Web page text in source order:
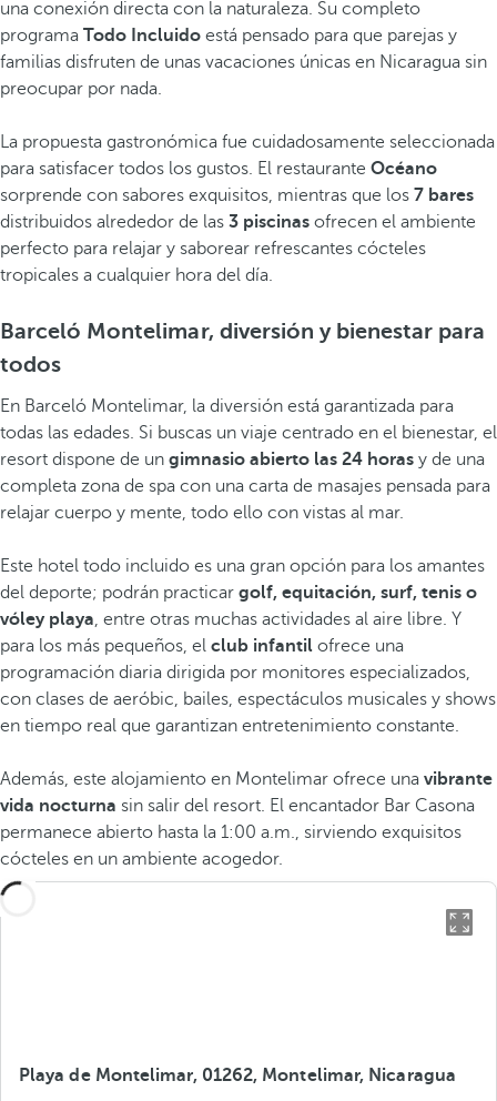
una conexión directa con la naturaleza. Su completo
programa Todo Incluido está pensado para que parejas y
familias disfruten de unas vacaciones únicas en Nicaragua sin
preocupar por nada.
La propuesta gastronómica fue cuidadosamente seleccionada
para satisfacer todos los gustos. El restaurante Océano
sorprende con sabores exquisitos, mientras que los 7 bares
distribuidos alrededor de las 3 piscinas ofrecen el ambiente
perfecto para relajar y saborear refrescantes cócteles
tropicales a cualquier hora del día.
Barceló Montelimar, diversión y bienestar para
todos
En Barceló Montelimar, la diversión está garantizada para
todas las edades. Si buscas un viaje centrado en el bienestar, el
resort dispone de un gimnasio abierto las 24 horas y de una
completa zona de spa con una carta de masajes pensada para
relajar cuerpo y mente, todo ello con vistas al mar.
Este hotel todo incluido es una gran opción para los amantes
del deporte; podrán practicar golf, equitación, surf, tenis o
vóley playa , entre otras muchas actividades al aire libre. Y
para los más pequeños, el club infantil ofrece una
programación diaria dirigida por monitores especializados,
con clases de aeróbic, bailes, espectáculos musicales y shows
en tiempo real que garantizan entretenimiento constante.
Además, este alojamiento en Montelimar ofrece una vibrante
vida nocturna sin salir del resort. El encantador Bar Casona
permanece abierto hasta la 1:00 a.m., sirviendo exquisitos
cócteles en un ambiente acogedor.
Playa de Montelimar, 01262, Montelimar, Nicaragua